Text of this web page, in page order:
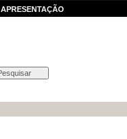
APRESENTAÇÃO